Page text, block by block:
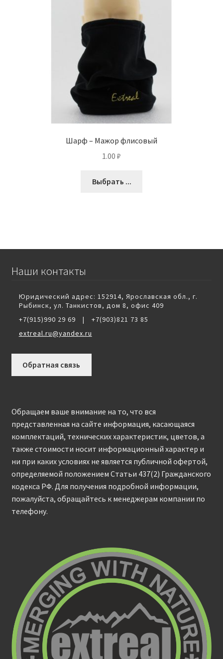
Шарф – Мажор флисовый
1.00 ₽
Выбрать ...
Наши контакты
Юридический адрес: 152914, Ярославская обл., г.
Рыбинск, ул. Танкистов, дом 8, офис 409
+7(915)990 29 69
|
+7(903)821 73 85
extreal.ru@yandex.ru
Обратная связь
Обращаем ваше внимание на то, что вся
представленная на сайте информация, касающаяся
комплектаций, технических характеристик, цветов, а
также стоимости носит информационный характер и
ни при каких условиях не является публичной офертой,
определяемой положением Статьи 437(2) Гражданского
кодекса РФ. Для получения подробной информации,
пожалуйста, обращайтесь к менеджерам компании по
телефону.